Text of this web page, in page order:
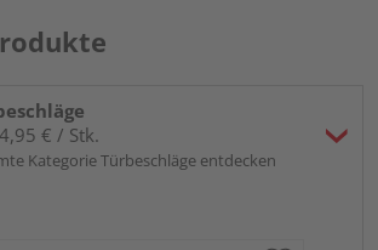
€ / Stk.
Kategorie Türbeschläge entdecken